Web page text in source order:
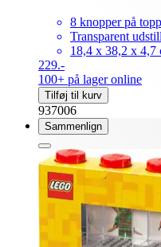
8 knopper på
Transparent
18,4 x 38,2 x 4,7
229.-
100+ på lager online
Tilføj til kurv
937006
Sammenlign